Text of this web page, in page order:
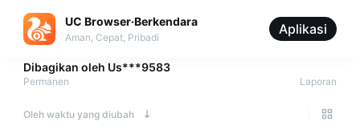
UC Browser·Berkendara
Aman, Cepat, Pribadi
Aplikasi
Dibagikan oleh Us***9583
Permanen Laporan
Oleh waktu yang diubah